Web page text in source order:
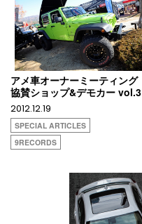
アメ車オーナーミーティング
協賛ショップ&デモカー vol.3
2012.12.19
SPECIAL ARTICLES
9RECORDS